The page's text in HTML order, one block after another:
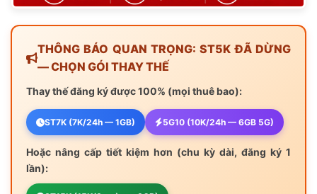
THÔNG BÁO QUAN TRỌNG: ST5K ĐÃ DỪNG
— CHỌN GÓI THAY THẾ
Thay thế đăng ký được 100% (mọi thuê bao):
ST7K (7K/24h — 1GB) 5G10 (10K/24h — 6GB 5G)
Hoặc nâng cấp tiết kiệm hơn (chu kỳ dài, đăng ký 1
lần):